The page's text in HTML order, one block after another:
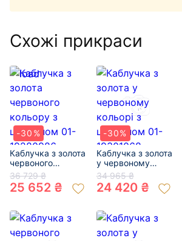
Схожі прикраси
-30%
Каблучка з золота
червоного
кольору з
цирконом 01-
19280986
36 729 ₴
25 652 ₴
-30%
Каблучка з золота
у червоному
кольорі з
цирконом 01-
19301068
34 965 ₴
24 420 ₴